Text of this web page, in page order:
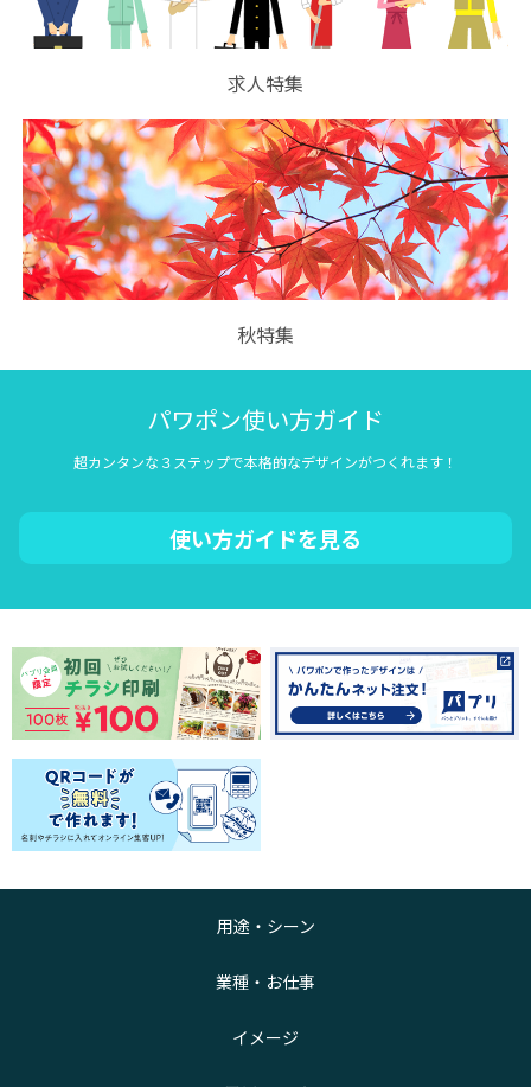
求人特集
秋特集
パワポン使い方ガイド
超カンタンな３ステップで本格的なデザインがつくれます！
使い方ガイドを見る
用途・シーン
業種・お仕事
イメージ